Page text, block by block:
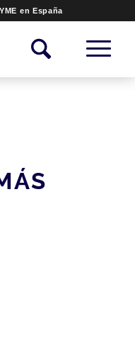
en España